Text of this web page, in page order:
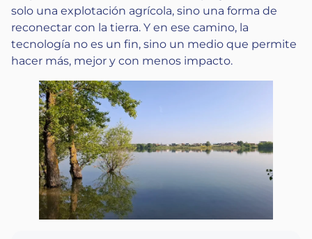
solo una explotación agrícola, sino una forma de
reconectar con la tierra. Y en ese camino, la
tecnología no es un fin, sino un medio que permite
hacer más, mejor y con menos impacto.